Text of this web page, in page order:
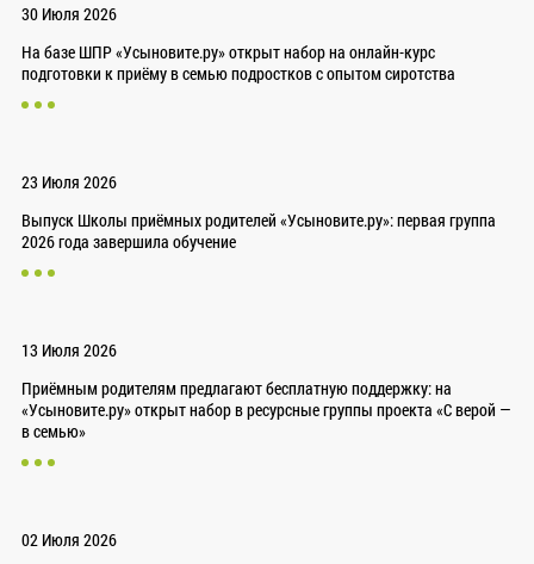
30 Июля 2026
На базе ШПР «Усыновите.ру» открыт набор на онлайн-курс
подготовки к приёму в семью подростков с опытом сиротства
23 Июля 2026
Выпуск Школы приёмных родителей «Усыновите.ру»: первая группа
2026 года завершила обучение
13 Июля 2026
Приёмным родителям предлагают бесплатную поддержку: на
«Усыновите.ру» открыт набор в ресурсные группы проекта «С верой —
в семью»
02 Июля 2026